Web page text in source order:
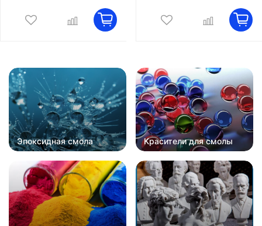
Эпоксидная смола Красители для смолы